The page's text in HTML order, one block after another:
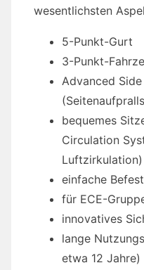
wesentlichsten
5-Punkt-Gurt
3-Punkt-
Advanced
bequemes
Circulation
Luftzirkulation)
einfache
für ECE-
innovatives
lange
etwa 12 Jahre)